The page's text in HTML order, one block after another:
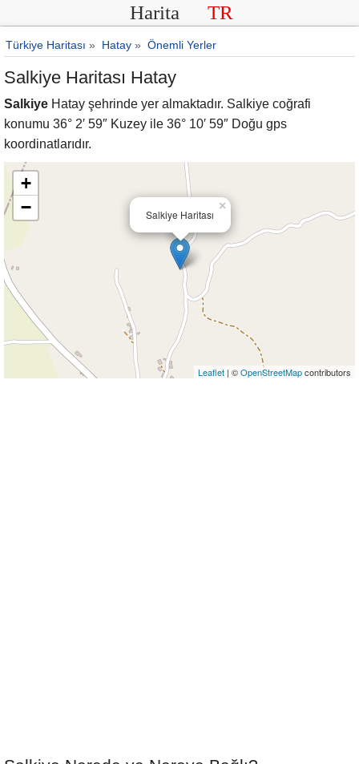
Harita TR
Türkiye Haritası » Hatay » Önemli Yerler
Salkiye Haritası Hatay
Salkiye Hatay şehrinde yer almaktadır. Salkiye coğrafi
konumu 36° 2′ 59″ Kuzey ile 36° 10′ 59″ Doğu gps
koordinatlarıdır.
Salkiye Haritası
×
+
−
Leaflet | ©OpenStreetMapcontributors